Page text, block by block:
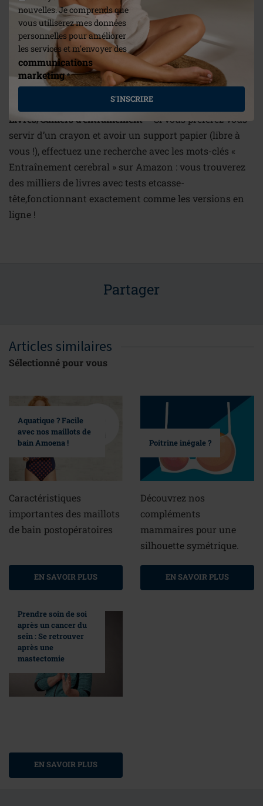
nouvelles. Je comprends que
vous utiliserez mes données
personnelles pour améliorer
les services et m'envoyer des
communications
marketing*
S'INSCRIRE
Clockwork Brain– Le London Times a sélectionné
cette appli pour sa liste des 500 meilleures applis. Elle
comprend des jeux amusants - spatiaux, visuels,
logiques, de langage, mathématiques et de mémoire –
et des jeux avec les mots, dans 9 langues différentes.
Livres/Cahiers d’entrainement– Si vous préférez vous
servir d’un crayon et avoir un support papier (libre à
vous !), effectuez une recherche avec les mots-clés «
Entraînement cerebral » sur Amazon : vous trouverez
des milliers de livres avec tests etcasse-
tête,fonctionnant exactement comme les versions en
ligne !
Partager
Articles similaires
Sélectionné pour vous
Aquatique ? Facile
avec nos maillots de
bain Amoena !
Caractéristiques
importantes des maillots
de bain postopératoires
EN SAVOIR PLUS
Poitrine inégale ?
Découvrez nos
compléments
mammaires pour une
silhouette symétrique.
EN SAVOIR PLUS
Prendre soin de soi
après un cancer du
sein : Se retrouver
après une
mastectomie
EN SAVOIR PLUS